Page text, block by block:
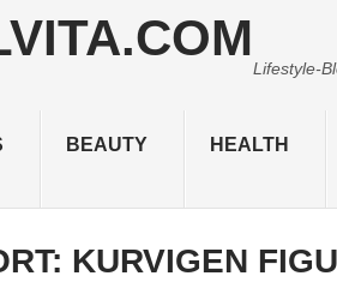
Lifestyle-
BEAUTY HEALTH
KURVIGEN